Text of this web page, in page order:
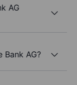
AG
Bank AG?